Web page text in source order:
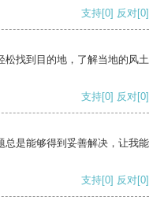
支持[0] 反对[0]
松找到目的地，了解当地的风土
支持[0] 反对[0]
总是能够得到妥善解决，让我能
支持[0] 反对[0]